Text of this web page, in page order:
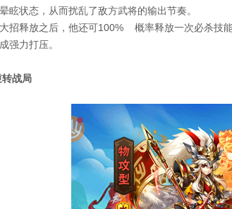
眩状态，从而扰乱了敌方武将的输出节奏。
招释放之后，他还可100% 概率释放一次必杀技
强力打压。
战局